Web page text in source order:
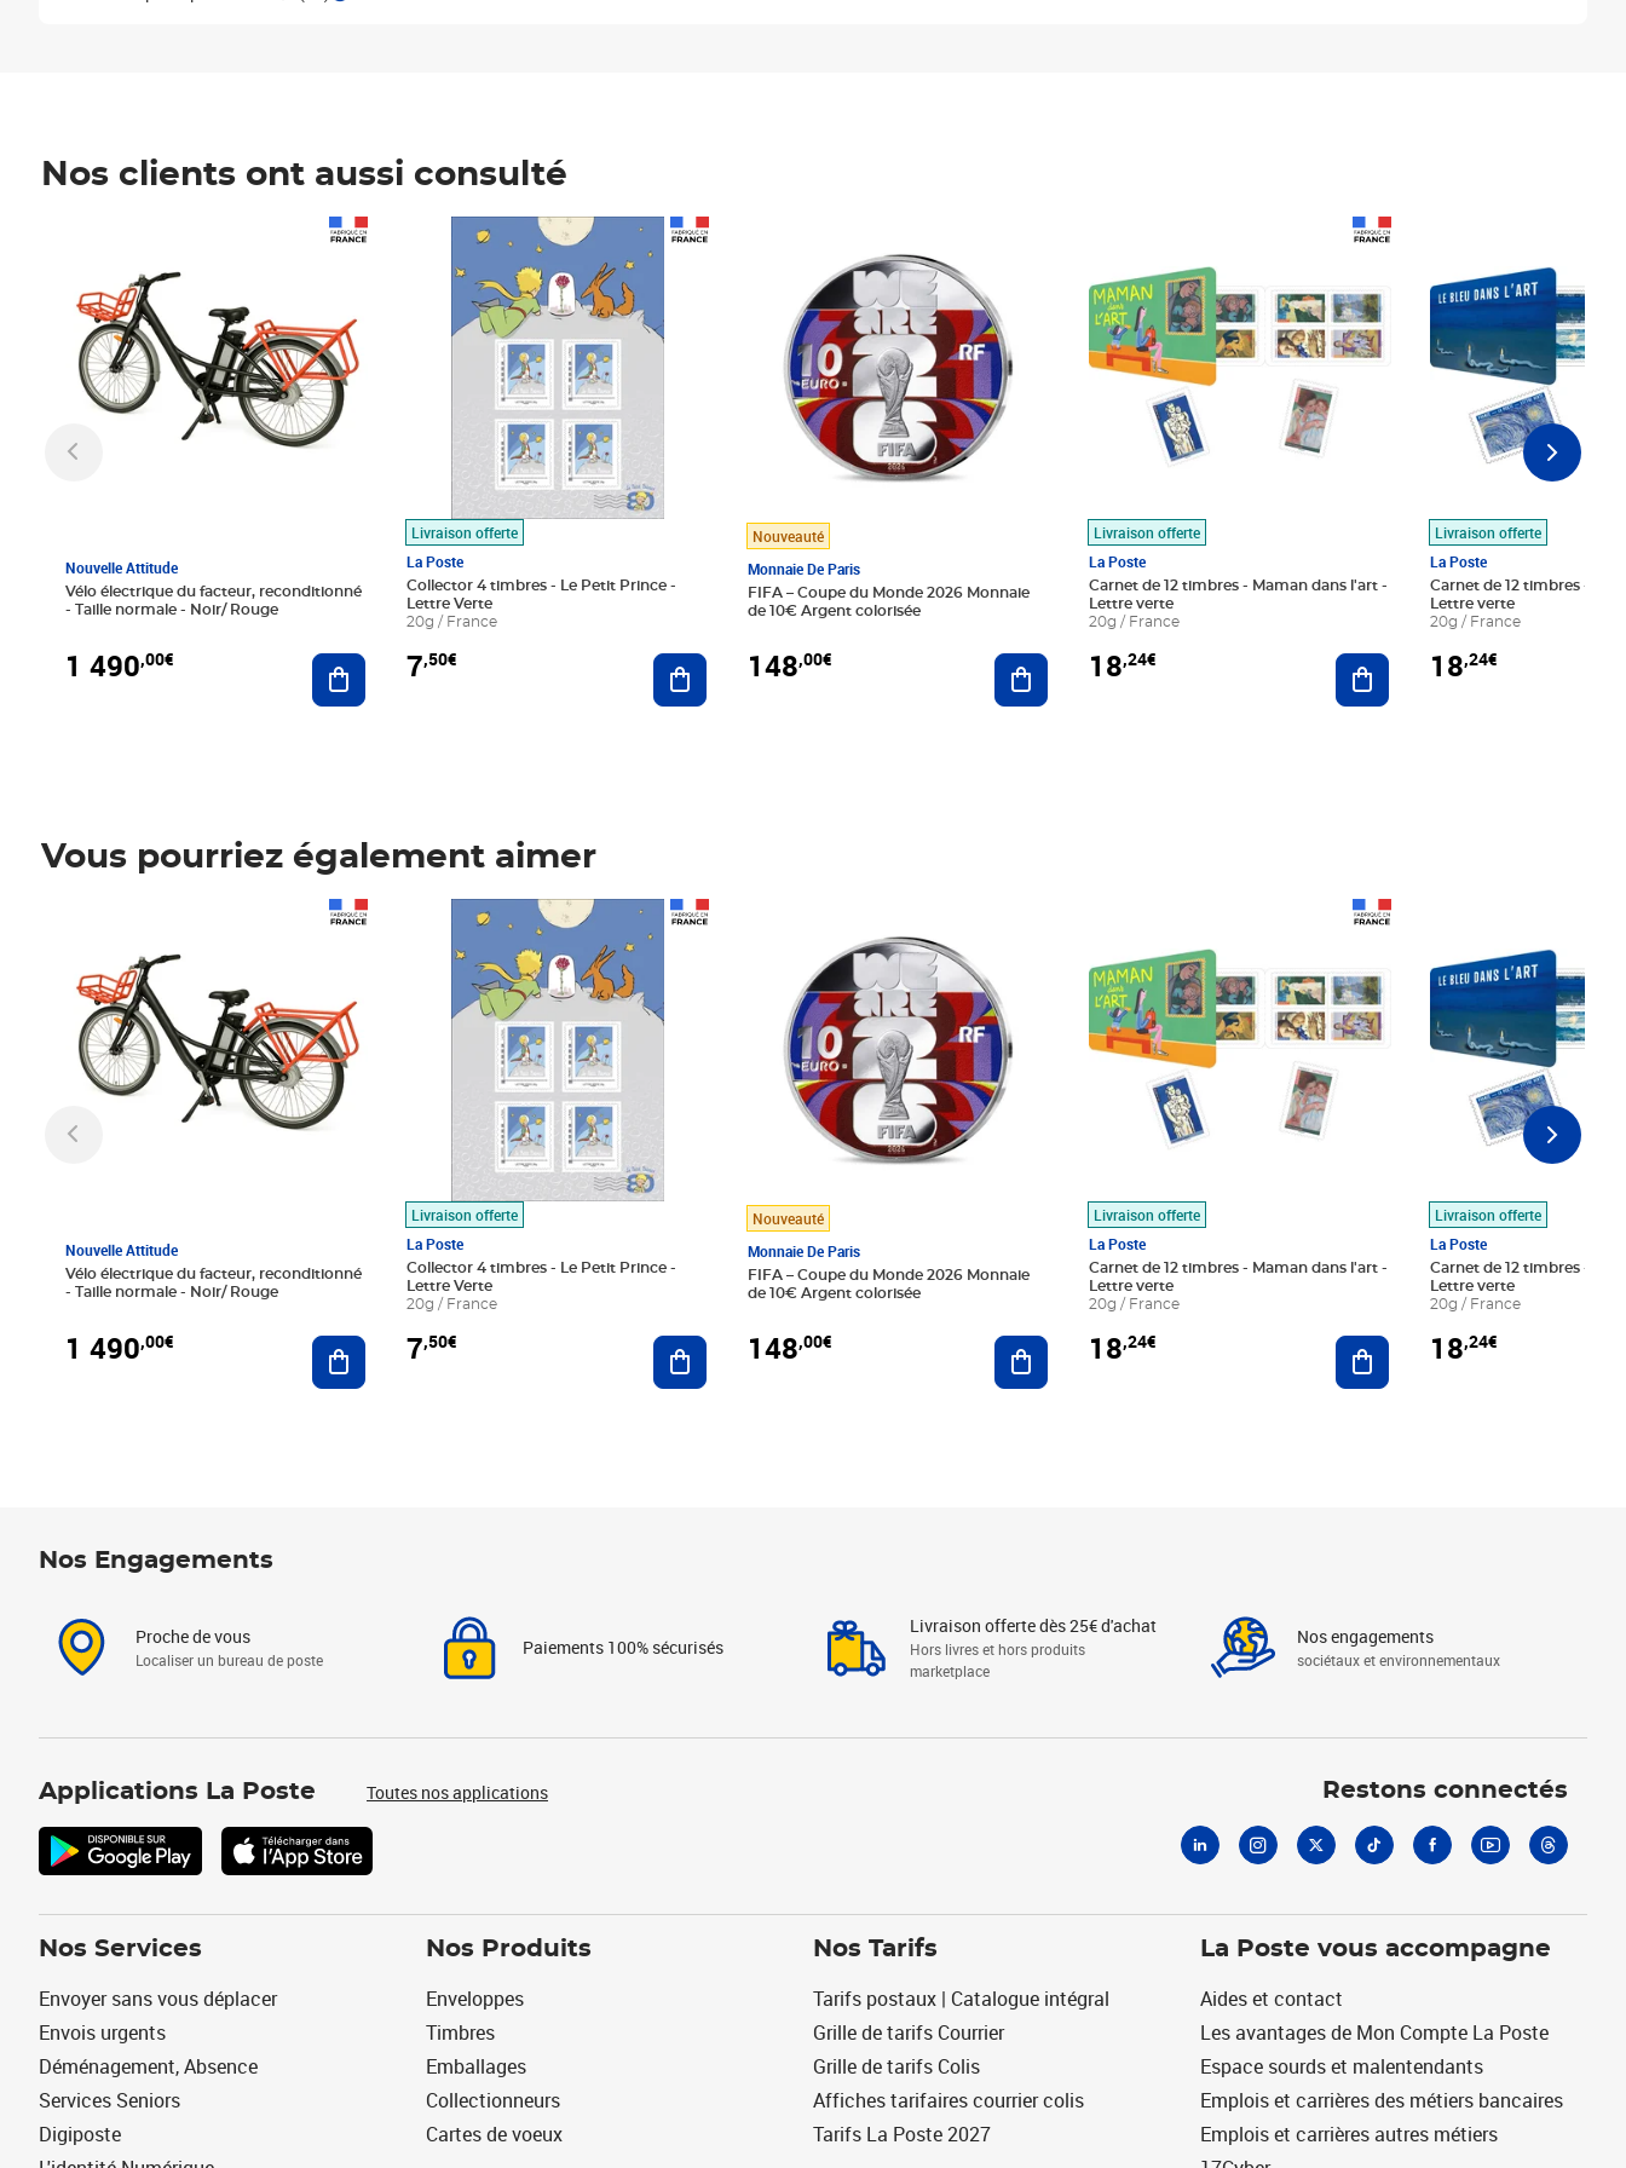
Nos clients ont aussi consulté
Nouvelle Attitude
Vélo électrique du facteur, reconditionné
- Taille normale - Noir/ Rouge
1 490,00€ Ajouter au panier
Livraison offerte
La Poste
Collector 4 timbres - Le Petit Prince -
Lettre Verte
20g / France
7,50€
Prix 7,50€
Ajouter au panier
Nouveauté
Monnaie De Paris
FIFA – Coupe du Monde 2026 Monnaie
de 10€ Argent colorisée
148,00€ Ajouter au panier
Livraison offerte
La Poste
Carnet de 12 timbres - Maman dans l'art -
Lettre verte
20g / France
18,24€ Ajouter au panier
Livraison offerte
La Poste
Carnet de 12 timbres - Le
Lettre verte
20g / France
18,24€
Vous pourriez également aimer
Nouvelle Attitude
Vélo électrique du facteur, reconditionné
- Taille normale - Noir/ Rouge
1 490,00€ Ajouter au panier
Livraison offerte
La Poste
Collector 4 timbres - Le Petit Prince -
Lettre Verte
20g / France
7,50€
Prix 7,50€
Ajouter au panier
Nouveauté
Monnaie De Paris
FIFA – Coupe du Monde 2026 Monnaie
de 10€ Argent colorisée
148,00€ Ajouter au panier
Livraison offerte
La Poste
Carnet de 12 timbres - Maman dans l'art -
Lettre verte
20g / France
18,24€ Ajouter au panier
Livraison offerte
La Poste
Carnet de 12 timbres - Le
Lettre verte
20g / France
18,24€
Nos Engagements
Proche de vous
Localiser un bureau de poste
Paiements 100% sécurisés
Livraison offerte dès 25€ d'achat
Hors livres et hors produits
marketplace
Nos engagements
sociétaux et environnementaux
Applications La Poste Toutes nos applications Restons connectés
Nos Services
Envoyer sans vous déplacer
Envois urgents
Déménagement, Absence
Services Seniors
Digiposte
Nos Produits
Enveloppes
Timbres
Emballages
Collectionneurs
Cartes de voeux
Nos Tarifs
Tarifs postaux | Catalogue intégral
Grille de tarifs Courrier
Grille de tarifs Colis
Affiches tarifaires courrier colis
Tarifs La Poste 2027
La Poste vous accompagne
Aides et contact
Les avantages de Mon Compte La Poste
Espace sourds et malentendants
Emplois et carrières des métiers bancaires
Emplois et carrières autres métiers